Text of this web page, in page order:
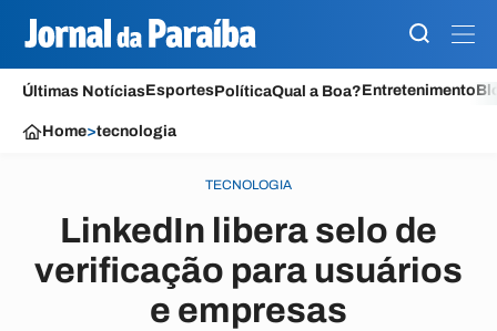
Últimas NotíciasEsportesPolíticaQual a Boa?Entretenimento
Home>tecnologia
TECNOLOGIA
LinkedIn libera selo de
verificação para usuários
e empresas